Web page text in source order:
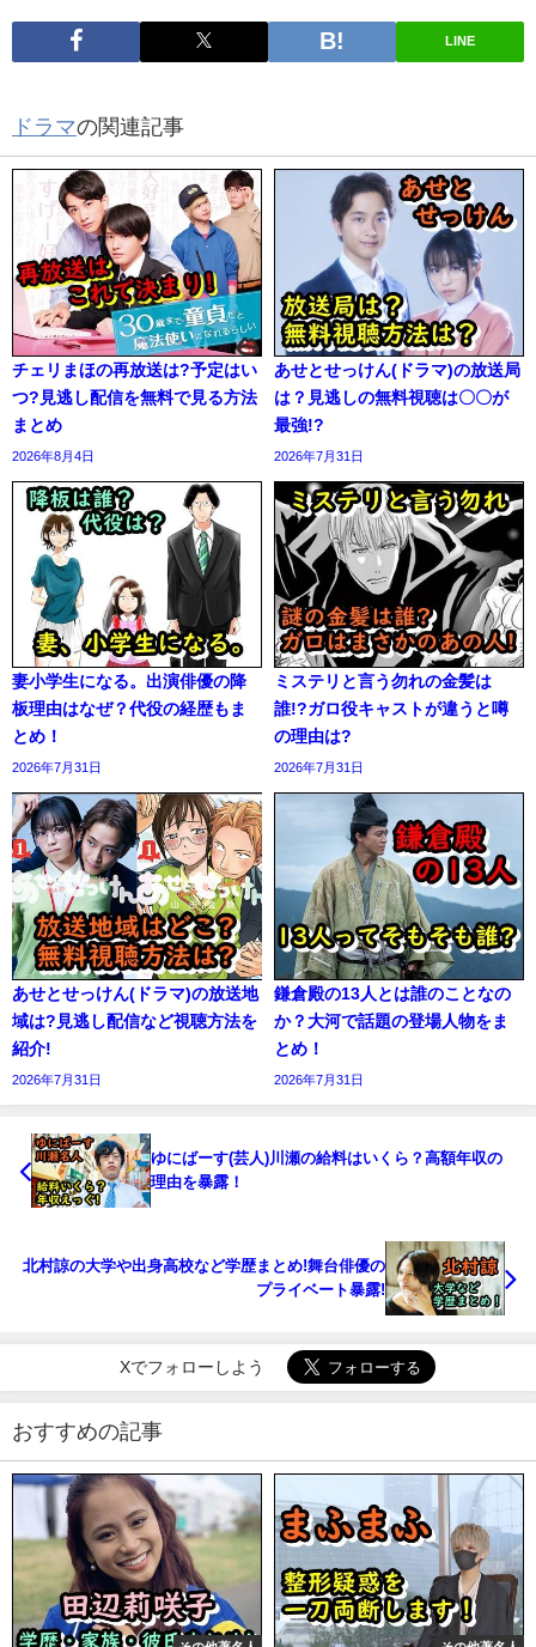
LINE
ドラマの関連記事
チェリまほの再放送は?予定はい
つ?見逃し配信を無料で見る方法
まとめ
2026年8月4日
あせとせっけん(ドラマ)の放送局
は？見逃しの無料視聴は〇〇が
最強!?
2026年7月31日
妻小学生になる。出演俳優の降
板理由はなぜ？代役の経歴もま
とめ！
2026年7月31日
ミステリと言う勿れの金髪は
誰!?ガロ役キャストが違うと噂
の理由は?
2026年7月31日
あせとせっけん(ドラマ)の放送地
域は?見逃し配信など視聴方法を
紹介!
2026年7月31日
鎌倉殿の13人とは誰のことなの
か？大河で話題の登場人物をま
とめ！
2026年7月31日
ゆにばーす(芸人)川瀬の給料はいくら？高額年収の
理由を暴露！
北村諒の大学や出身高校など学歴まとめ!舞台俳優の
プライベート暴露!
Xでフォローしよう
おすすめの記事